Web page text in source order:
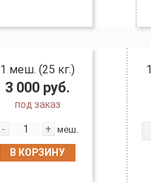
1 меш. (25 кг.)
3 000 руб.
под заказ
- + меш.
В КОРЗИНУ